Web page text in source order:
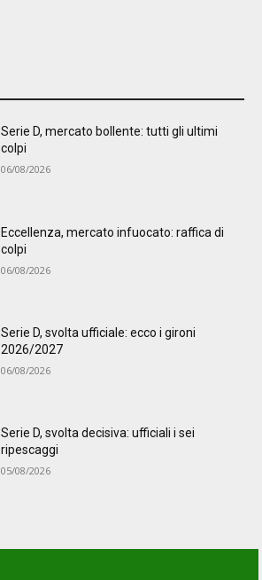
Serie D, mercato bollente: tutti gli ultimi
colpi
06/08/2026
Eccellenza, mercato infuocato: raffica di
colpi
06/08/2026
Serie D, svolta ufficiale: ecco i gironi
2026/2027
06/08/2026
Serie D, svolta decisiva: ufficiali i sei
ripescaggi
05/08/2026